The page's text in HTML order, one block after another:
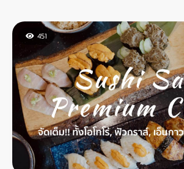
ทานคู่กับเนื้อย่างร้อนๆ คือเพลิน หมดเร็วมาก
451